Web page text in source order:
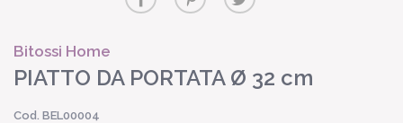
Bitossi Home
PIATTO DA PORTATA Ø 32 cm
Cod. BEL00004